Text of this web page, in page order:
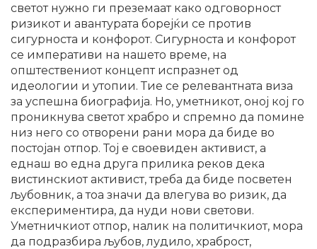
светот нужно ги преземаат како одговорност
ризикот и авантурата борејќи се против
сигурноста и конфорот. Сигурноста и конфорот
се императиви на нашето време, на
општествениот концепт испразнет од
идеологии и утопии. Тие се релевантната виза
за успешна биографија. Но, уметникот, оној кој го
проникнува светот храбро и спремно да помине
низ него со отворени рани мора да биде во
постојан отпор. Тој е своевиден активист, а
еднаш во една друга прилика реков дека
вистинскиот активист, треба да биде посветен
љубовник, а тоа значи да влегува во ризик, да
експериментира, да нуди нови светови.
Уметничкиот отпор, налик на политичкиот, мора
да подразбира љубов, лудило, храброст,